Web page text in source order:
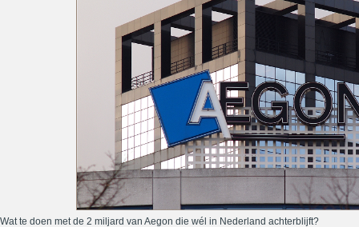
Wat te doen met de 2 miljard van Aegon die wél in Nederland achterblijft?